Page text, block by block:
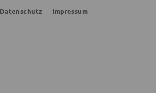
Datenschutz
Impressum